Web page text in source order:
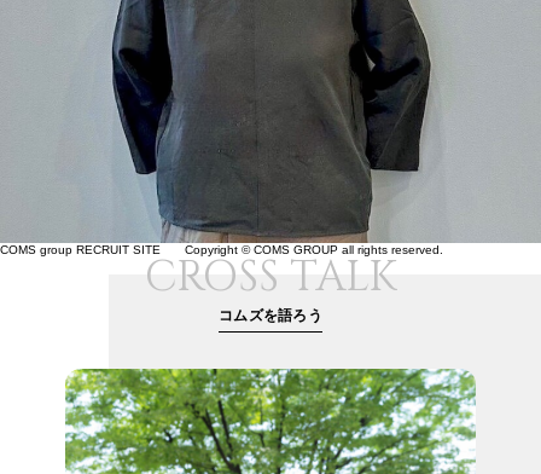
COMS group RECRUIT SITE Copyright © COMS GROUP all rights reserved.
CROSS TALK
コムズを語ろう